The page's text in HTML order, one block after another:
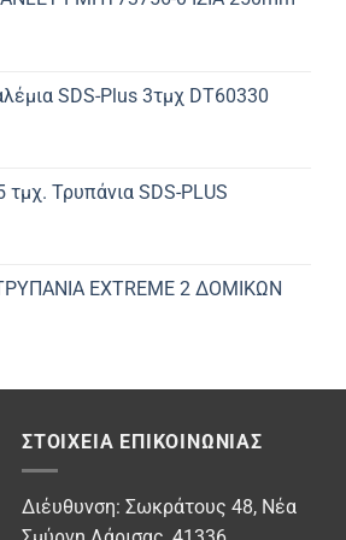
SDS-Plus 3τμχ DT60330
τμχ. Τρυπάνια SDS-PLUS
EXTREME 2 ΔΟΜΙΚΩΝ
ΣΤΟΙΧΕΊΑ ΕΠΙΚΟΙΝΩΝΊΑΣ
Διέυθυνση: Σωκράτους 48, Νέα